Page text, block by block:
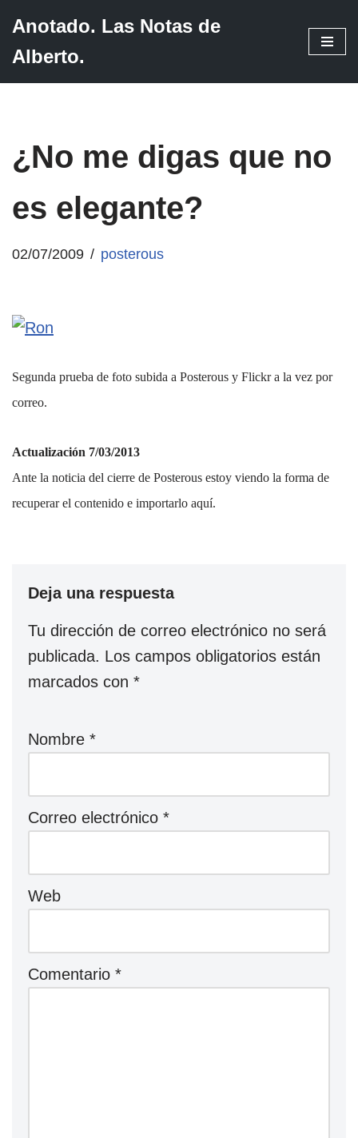
Saltar
Anotado. Las Notas de
Alberto.
¿No me digas que no
es elegante?
02/07/2009 posterous
Segunda prueba de foto subida a Posterous y Flickr a la vez por
correo.
Actualización 7/03/2013
Ante la noticia del cierre de Posterous estoy viendo la forma de
recuperar el contenido e importarlo aquí.
Deja una respuesta
Tu dirección de correo electrónico no será
publicada. Los campos obligatorios están
marcados con *
Nombre *
Correo electrónico *
Web
Comentario *